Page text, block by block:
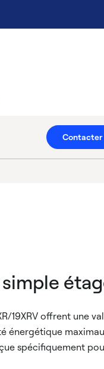
Contacter
19XRV offrent une
énergétique
spécifiquement